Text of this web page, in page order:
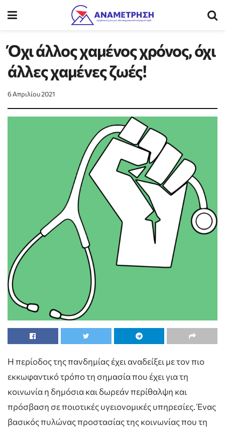
Όχι άλλος χαμένος χρόνος, όχι
άλλες χαμένες ζωές!
6 Απριλίου 2021
Η περίοδος της πανδημίας έχει αναδείξει με τον πιο
εκκωφαντικό τρόπο τη σημασία που έχει για τη
κοινωνία η δημόσια και δωρεάν περίθαλψη και
πρόσβαση σε ποιοτικές υγειονομικές υπηρεσίες. Ένας
βασικός πυλώνας προστασίας της κοινωνίας που τη